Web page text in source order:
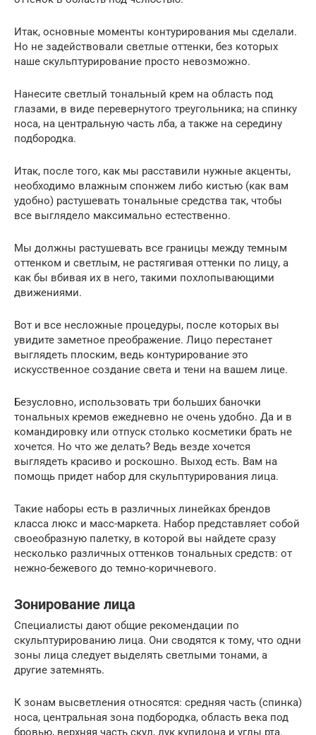
Итак, основные моменты контурирования мы сделали.
Но не задействовали светлые оттенки, без которых
наше скульптурирование просто невозможно.
Нанесите светлый тональный крем на область под
глазами, в виде перевернутого треугольника; на спинку
носа, на центральную часть лба, а также на середину
подбородка.
Итак, после того, как мы расставили нужные акценты,
необходимо влажным спонжем либо кистью (как вам
удобно) растушевать тональные средства так, чтобы
все выглядело максимально естественно.
Мы должны растушевать все границы между темным
оттенком и светлым, не растягивая оттенки по лицу, а
как бы вбивая их в него, такими похлопывающими
движениями.
Вот и все несложные процедуры, после которых вы
увидите заметное преображение. Лицо перестанет
выглядеть плоским, ведь контурирование это
искусственное создание света и тени на вашем лице.
Безусловно, использовать три больших баночки
тональных кремов ежедневно не очень удобно. Да и в
командировку или отпуск столько косметики брать не
хочется. Но что же делать? Ведь везде хочется
выглядеть красиво и роскошно. Выход есть. Вам на
помощь придет набор для скульптурирования лица.
Такие наборы есть в различных линейках брендов
класса люкс и масс-маркета. Набор представляет собой
своеобразную палетку, в которой вы найдете сразу
несколько различных оттенков тональных средств: от
нежно-бежевого до темно-коричневого.
Зонирование лица
Специалисты дают общие рекомендации по
скульптурированию лица. Они сводятся к тому, что одни
зоны лица следует выделять светлыми тонами, а
другие затемнять.
К зонам высветления относятся: средняя часть (спинка)
носа, центральная зона подбородка, область века под
бровью, верхняя часть скул, лук купидона и углы рта.